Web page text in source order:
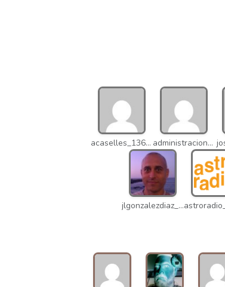
acaselles_13670 administracion_nhd
jlgonzalezdiaz_12316